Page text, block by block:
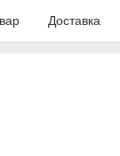
Доставка